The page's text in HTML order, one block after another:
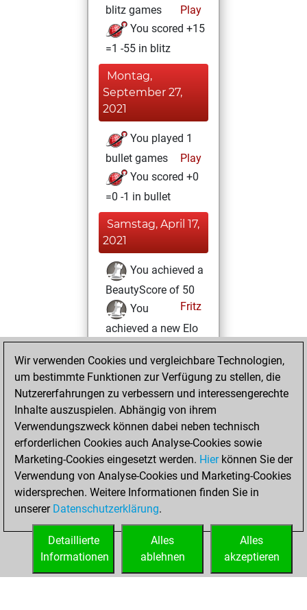
blitz games
Play
You scored +15
=1 -55 in blitz
Montag,
September 27,
2021
You played 1
bullet games
Play
You scored +0
=0 -1 in bullet
Samstag, April 17,
2021
You achieved a
BeautyScore of 50
Fritz
You
achieved a new Elo
of 1585
Dienstag,
Februar 2, 2021
You won
against Fritz
Fritz
Donnerstag,
Januar 14, 2021
You created
your Fritz account
Wir verwenden Cookies und vergleichbare Technologien,
um bestimmte Funktionen zur Verfügung zu stellen, die
Nutzererfahrungen zu verbessern und interessengerechte
Inhalte auszuspielen. Abhängig von ihrem
Verwendungszweck können dabei neben technisch
erforderlichen Cookies auch Analyse-Cookies sowie
Marketing-Cookies eingesetzt werden. Hierkönnen Sie der
Verwendung von Analyse-Cookies und Marketing-Cookies
widersprechen. Weitere Informationen finden Sie in
unserer Datenschutzerklärung.
Alles
akzeptieren
Alles
ablehnen
Detaillierte
Informationen